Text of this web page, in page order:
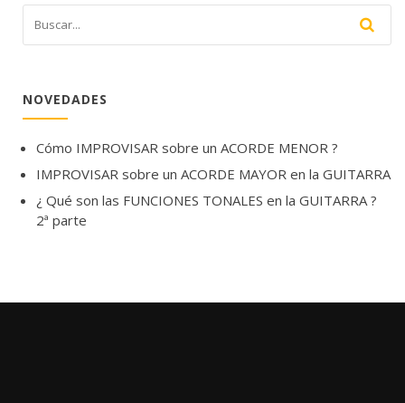
NOVEDADES
Cómo IMPROVISAR sobre un ACORDE MENOR ?
IMPROVISAR sobre un ACORDE MAYOR en la GUITARRA
¿ Qué son las FUNCIONES TONALES en la GUITARRA ?
2ª parte